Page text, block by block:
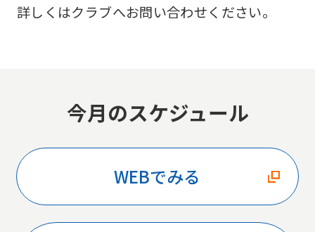
詳しくはクラブへお問い合わせください。
今月のスケジュール
WEBでみる